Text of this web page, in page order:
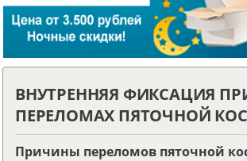
ВНУТРЕННЯЯ ФИКСАЦИЯ
ПЕРЕЛОМАХ ПЯТОЧНОЙ
Причины переломов пяточной